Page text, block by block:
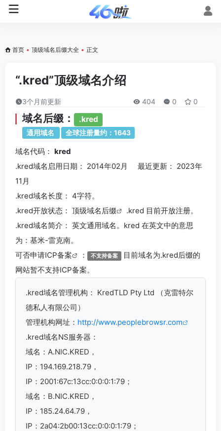
首页 • 顶级域名后缀大全 • 正文
“.kred”顶级域名介绍
3个月前更新 404 0 0
域名后缀： .kred
通用域名 全球注册量约：1643
域名代码： kred
.kred域名 启用日期： 2014年02月 最近更新： 2023年
11月
.kred域名长度： 4字符。
.kred开放状态： 顶级域名后缀
.kred 目前开放注册。
.kred域名简介： 英文通用域名。kred 在英文中的意思
为：基米-雷克南。
可否申请ICP备案 ： 不支持备案 目前域名为.kred后缀的
网站暂不支持ICP备案。
.kred域名管理机构： KredTLD Pty Ltd （克雷特尔
德私人有限公司）
管理机构网址： http://www.peoplebrowsr.com
.kred域名NS服务器：
域名：A.NIC.KRED，
IP：194.169.218.79，
IP：2001:67c:13cc:0:0:0:1:79；
域名：B.NIC.KRED，
IP：185.24.64.79，
IP：2a04:2b00:13cc:0:0:0:1:79；